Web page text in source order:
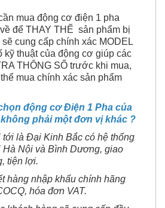
mua động cơ điện 1 pha
để THAY THẾ sản phẩm bị
cung cấp chính xác MODEL
kỹ thuật của động cơ giúp các
THÔNG SỐ trước khi mua,
mua chính xác sản phẩm
động cơ Điện 1 Pha của
phải một đơn vị khác ?
là Đại Kinh Bắc có hệ thống
Hà Nội và Bình Dương, giao
tiện lợi.
hàng nhập khẩu chính hãng
hóa đơn VAT.